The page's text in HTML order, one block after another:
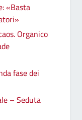
«Basta
Organico
fase dei
– Seduta